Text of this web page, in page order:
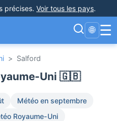
précises. Voir tous les pays.
🌐 ☰
> Salford
Uni 🇬🇧
Météo en septembre
Royaume-Uni